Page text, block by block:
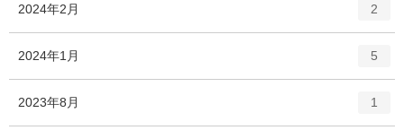
ー
2024年2月
ー
2
2024年1月
ー
5
2023年8月 1